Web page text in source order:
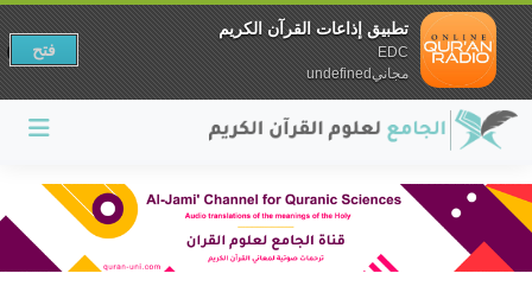
تطبيق إذاعات القرآن الكريم
EDC
مجانيundefined
فتح